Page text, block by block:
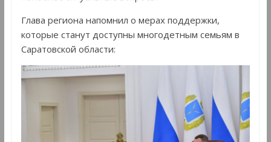
Глава региона напомнил о мерах поддержки,
которые станут доступны многодетным семьям в
Саратовской области: